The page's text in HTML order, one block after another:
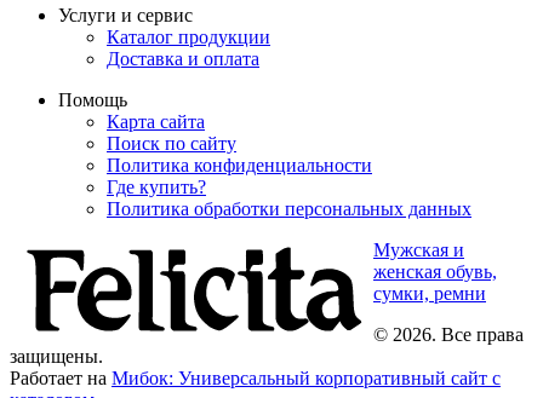
Услуги и сервис
Каталог продукции
Доставка и оплата
Помощь
Карта сайта
Поиск по сайту
Политика конфиденциальности
Где купить?
Политика обработки персональных данных
Мужская и
женская обувь,
сумки, ремни
© 2026. Все права
защищены.
Работает на Мибок: Универсальный корпоративный сайт с